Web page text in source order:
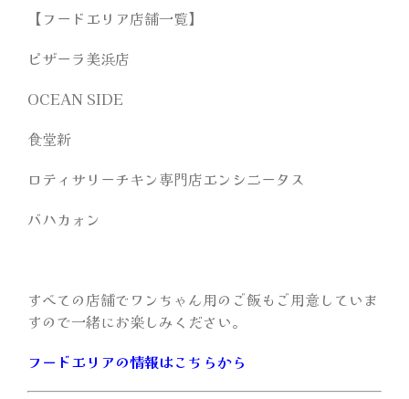
ガイドライン
【フードエリア店舗一覧】
ピザーラ美浜店
OCEAN SIDE
食堂新
ロティサリーチキン専門店エンシニータス
バハカォン
すべての店舗でワンちゃん用のご飯もご用意していま
すので一緒にお楽しみください。
フードエリアの情報はこちらから